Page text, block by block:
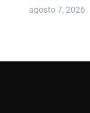
agosto 7, 2026